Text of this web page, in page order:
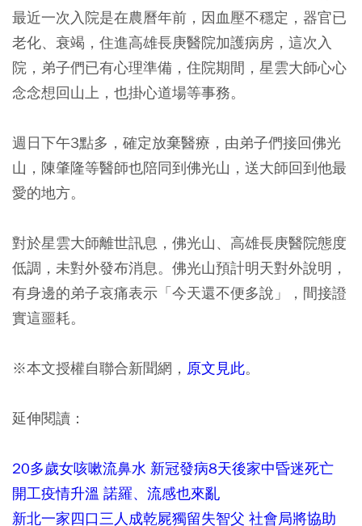
最近一次入院是在農曆年前，因血壓不穩定，器官已
老化、衰竭，住進高雄長庚醫院加護病房，這次入
院，弟子們已有心理準備，住院期間，星雲大師心心
念念想回山上，也掛心道場等事務。
週日下午3點多，確定放棄醫療，由弟子們接回佛光
山，陳肇隆等醫師也陪同到佛光山，送大師回到他最
愛的地方。
對於星雲大師離世訊息，佛光山、高雄長庚醫院態度
低調，未對外發布消息。佛光山預計明天對外說明，
有身邊的弟子哀痛表示「今天還不便多說」，間接證
實這噩耗。
※本文授權自聯合新聞網， 原文見此。
延伸閱讀：
20多歲女咳嗽流鼻水 新冠發病8天後家中昏迷死亡
開工疫情升溫 諾羅、流感也來亂
新北一家四口三人成乾屍獨留失智父 社會局將協助